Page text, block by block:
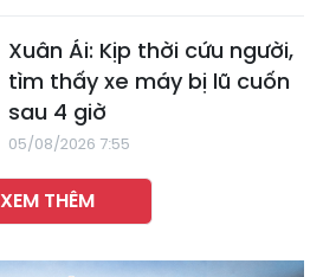
Xuân Ái: Kịp thời cứu người,
tìm thấy xe máy bị lũ cuốn
sau 4 giờ
05/08/2026 7:55
XEM THÊM